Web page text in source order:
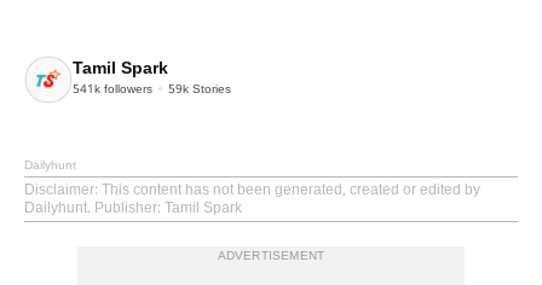
Tamil Spark
541k followers 59k Stories
Dailyhunt
Disclaimer: This content has not been generated, created or edited by
Dailyhunt. Publisher: Tamil Spark
ADVERTISEMENT